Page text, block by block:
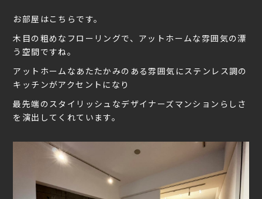
お部屋はこちらです。
木目の粗めなフローリングで、アットホームな雰囲気の漂
う空間ですね。
アットホームなあたたかみのある雰囲気にステンレス調の
キッチンがアクセントになり
最先端のスタイリッシュなデザイナーズマンションらしさ
を演出してくれています。